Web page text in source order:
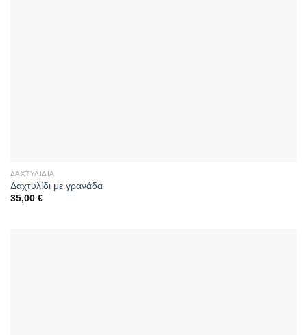
ΔΑΧΤΥΛΊΔΙΑ
Δαχτυλίδι με γρανάδα
35,00 €